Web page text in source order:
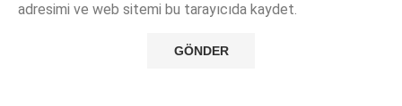
adresimi ve web sitemi bu tarayıcıda kaydet.